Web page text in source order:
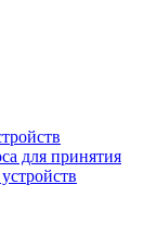
для принятия